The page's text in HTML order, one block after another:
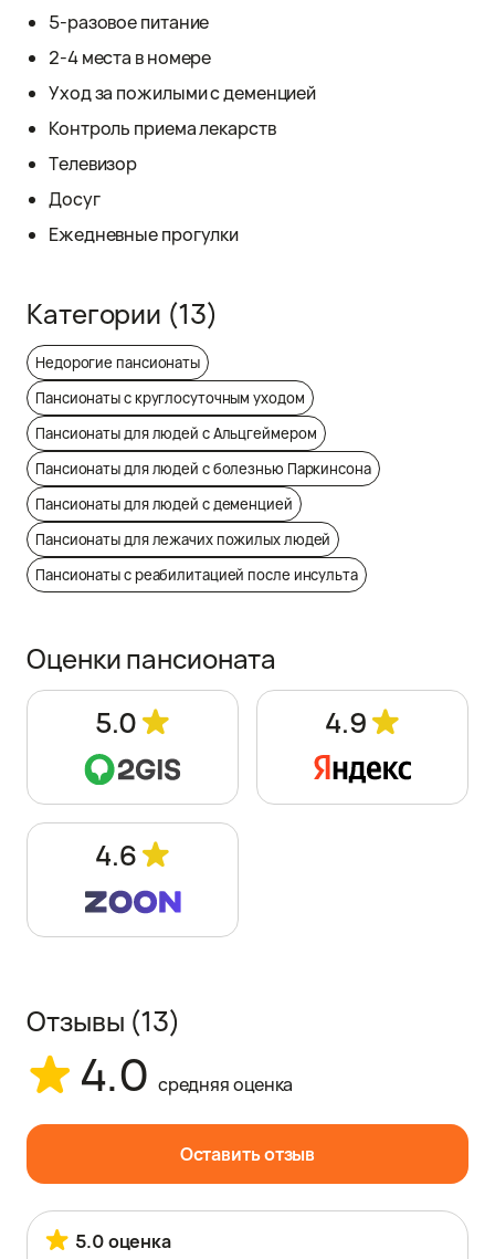
5-разовое питание
2-4 места в номере
Уход за пожилыми с деменцией
Контроль приема лекарств
Телевизор
Досуг
Ежедневные прогулки
Категории (13)
Недорогие пансионаты
Пансионаты с круглосуточным уходом
Пансионаты для людей с Альцгеймером
Пансионаты для людей с болезнью Паркинсона
Пансионаты для людей с деменцией
Пансионаты для лежачих пожилых людей
Пансионаты с реабилитацией после инсульта
Оценки пансионата
5.0
4.9
4.6
Отзывы (13)
4.0 средняя оценка
Оставить отзыв
5.0 оценка